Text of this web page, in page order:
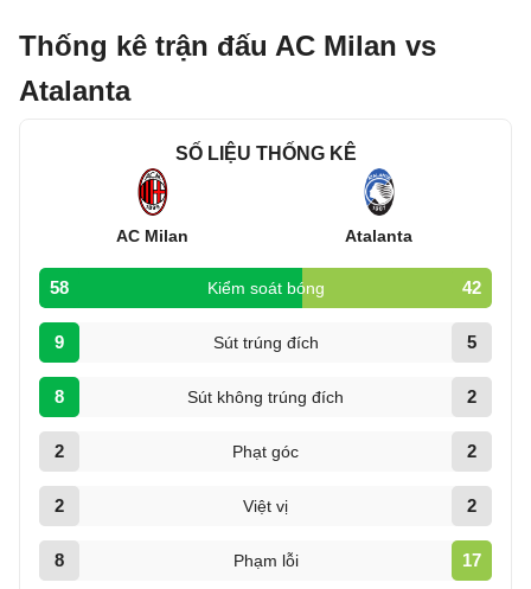
Thống kê trận đấu AC Milan vs
Atalanta
SỐ LIỆU THỐNG KÊ
AC Milan Atalanta
58 Kiểm soát bóng 42
9 Sút trúng đích 5
8 Sút không trúng đích 2
2 Phạt góc 2
2 Việt vị 2
8 Phạm lỗi 17